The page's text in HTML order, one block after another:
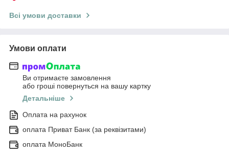
Всі умови доставки
Умови оплати
Ви отримаєте замовлення
або гроші повернуться на вашу картку
Детальніше
Оплата на рахунок
оплата Приват Банк (за реквізитами)
оплата МоноБанк